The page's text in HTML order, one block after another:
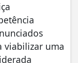
viabilizar uma